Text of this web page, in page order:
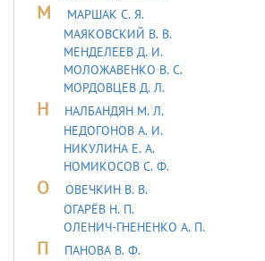
М
МАРШАК С. Я.
МАЯКОВСКИЙ В. В.
МЕНДЕЛЕЕВ Д. И.
МОЛОЖАВEHКО В. С.
МОРДОВЦЕВ Д. Л.
Н
НАЛБАНДЯН М. Л.
НЕДОГОНОВ А. И.
НИКУЛИНА Е. А.
НОМИКОСОВ С. Ф.
О
ОВЕЧКИН В. В.
ОГАРЁВ Н. П.
ОЛЕНИЧ-ГНЕНЕНКО А. П.
П
ПАНОВА В. Ф.